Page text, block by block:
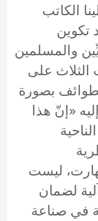
الكاتب
تكوين
والمسلمين
الثلاث على
بصورة
«إنّ هذا
ليست
لضمان
في صناعة